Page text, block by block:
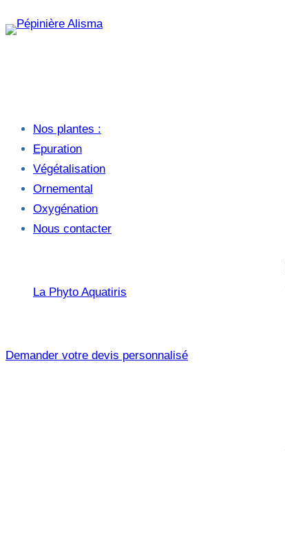
au
Nos plantes :
Epuration
Végétalisation
Ornemental
Oxygénation
Nous contacter
La Phyto Aquatiris
Demander votre devis personnalisé